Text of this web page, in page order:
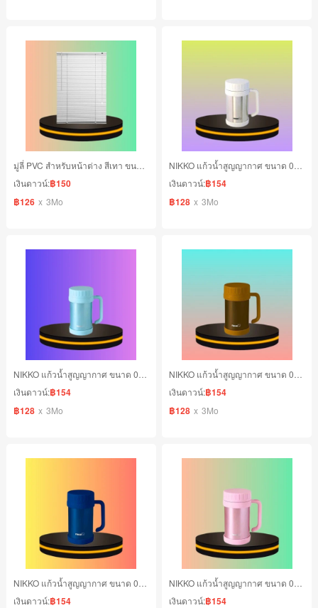
มู่ลี่ PVC สำหรับหน้าต่าง สีเทา ขนาด 70x130 cm.
เงินดาวน์:฿150
฿126 x 3Mo
เงินดาวน์:฿154
฿128 x 3Mo
เงินดาวน์:฿154
฿128 x 3Mo
เงินดาวน์:฿154
฿128 x 3Mo
เงินดาวน์:฿154
เงินดาวน์:฿154